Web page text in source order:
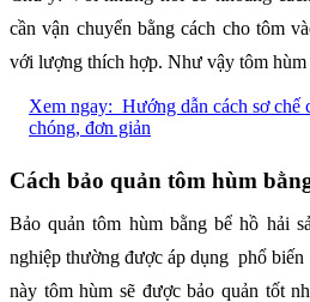
cần vận chuyển bằng cách cho tôm
với lượng thích hợp. Như vậy tôm hùm
Xem ngay: Hướng dẫn cách sơ
chóng, đơn giản
Cách bảo quản tôm hùm
Bảo quản tôm hùm bằng bể hồ hải
nghiệp thường được áp dụng phổ biến
này tôm hùm sẽ được bảo quản tốt